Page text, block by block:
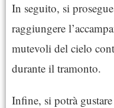
In seguito, si
raggiungere
mutevoli del cielo
durante il tramonto.
Infine, si potrà